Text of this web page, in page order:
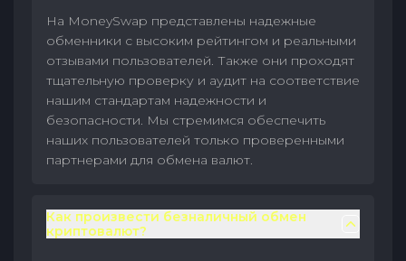
На MoneySwap представлены надежные
обменники с высоким рейтингом и реальными
отзывами пользователей. Также они проходят
тщательную проверку и аудит на соответствие
нашим стандартам надежности и
безопасности. Мы стремимся обеспечить
наших пользователей только проверенными
партнерами для обмена валют.
Как произвести безналичный обмен
криптовалют?